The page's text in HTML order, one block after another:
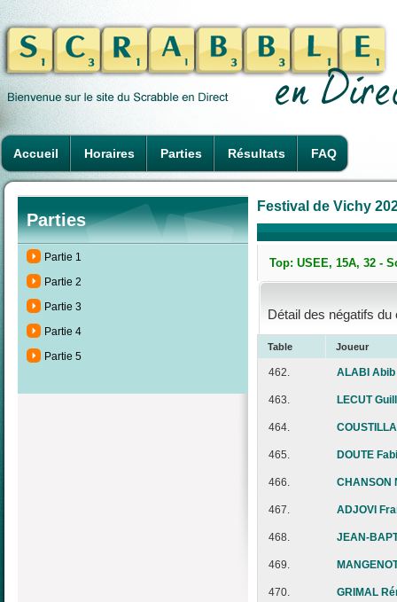
Accueil Horaires Parties Résultats FAQ
Parties
Partie 1
Partie 2
Partie 3
Partie 4
Partie 5
Festival de Vichy
Top: USEE, 15A, 32 -
Détail des négatifs
Table Joueur
462. ALABI Abib
463. LECUT
464.
465. DOUTE
466. CHANSON
467. ADJOVI
468. JEAN-
469.
470. GRIMAL